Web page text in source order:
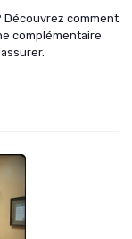
Découvrez comment
complémentaire